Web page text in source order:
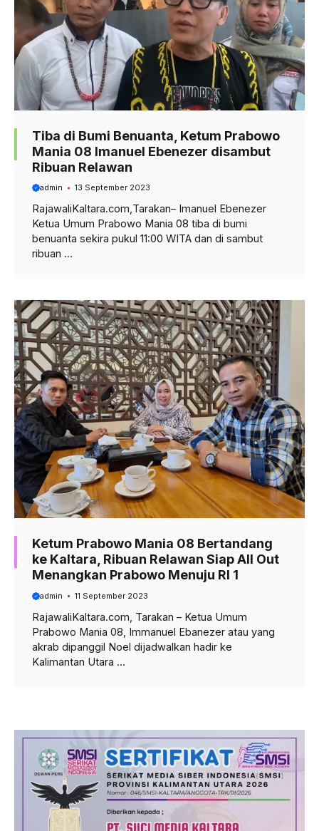
Tiba di Bumi Benuanta, Ketum Prabowo
Mania 08 Imanuel Ebenezer disambut
Ribuan Relawan
admin 13 September 2023
RajawaliKaltara.com,Tarakan– Imanuel Ebenezer
Ketua Umum Prabowo Mania 08 tiba di bumi
benuanta sekira pukul 11:00 WITA dan di sambut
ribuan ...
Ketum Prabowo Mania 08 Bertandang
ke Kaltara, Ribuan Relawan Siap All Out
Menangkan Prabowo Menuju RI 1
admin 11 September 2023
RajawaliKaltara.com, Tarakan – Ketua Umum
Prabowo Mania 08, Immanuel Ebanezer atau yang
akrab dipanggil Noel dijadwalkan hadir ke
Kalimantan Utara ...